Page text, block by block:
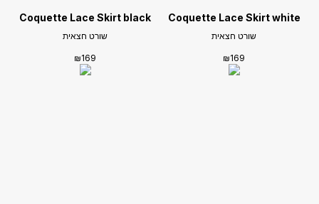
Coquette Lace Skirt black
‏שורט חצאית
₪169
Coquette Lace Skirt white
‏שורט חצאית
₪169